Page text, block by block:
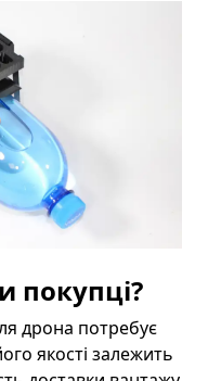
покупці?
дрона потребує
якості залежить